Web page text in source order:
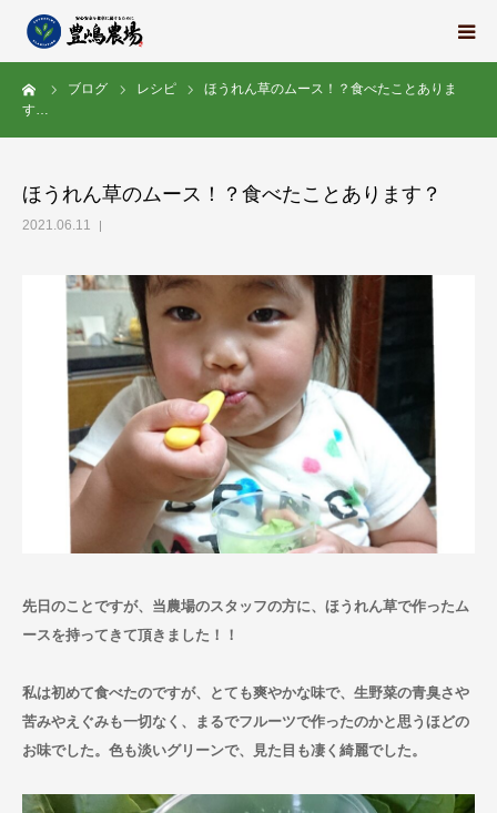
ブログ レシピ
ほうれん草のムース！？食べたことありま
す…
ほうれん草のムース！？食べたことあります？
2021.06.11
先日のことですが、当農場のスタッフの方に、ほうれん草で作ったム
ースを持ってきて頂きました！！
私は初めて食べたのですが、とても爽やかな味で、生野菜の青臭さや
苦みやえぐみも一切なく、まるでフルーツで作ったのかと思うほどの
お味でした。色も淡いグリーンで、見た目も凄く綺麗でした。
豊嶋農場の想い
地域の紹介
スタッフ紹介
求人情報
会社概要
ブログ
お問い合わせ